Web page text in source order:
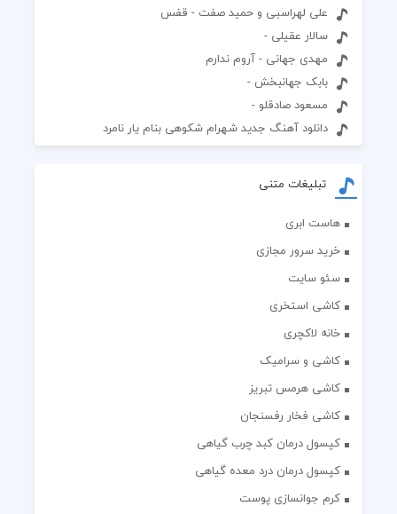
علی لهراسبی و حمید صفت - قفس
سالار عقیلی -
مهدی جهانی - آروم ندارم
بابک جهانبخش -
مسعود صادقلو -
دانلود آهنگ جدید شهرام شکوهی بنام یار نامرد
تبلیغات متنی
هاست ابری
خرید سرور مجازی
سئو سایت
کاشی استخری
خانه لاکچری
کاشی و سرامیک
کاشی هرمس تبریز
کاشی فخار رفسنجان
کپسول درمان کبد چرب گیاهی
کپسول درمان درد معده گیاهی
کرم جوانسازی پوست